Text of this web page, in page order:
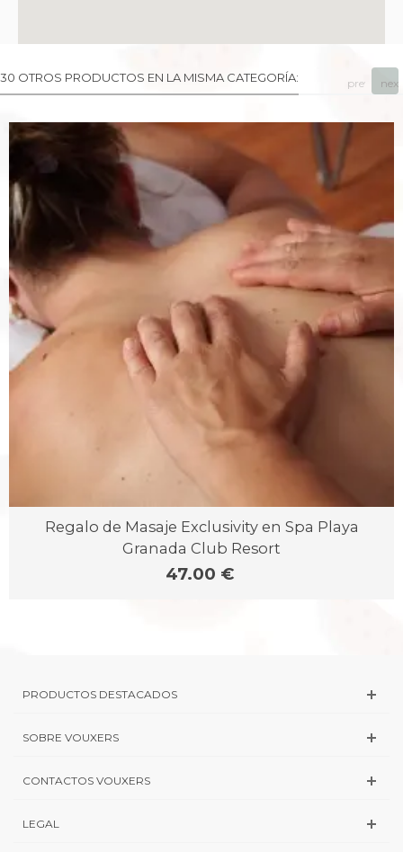
30 OTROS PRODUCTOS EN LA MISMA CATEGORÍA:
Regalo de Masaje Exclusivity en Spa Playa
Granada Club Resort
47.00 €
prev next
PRODUCTOS DESTACADOS
SOBRE VOUXERS
CONTACTOS VOUXERS
LEGAL